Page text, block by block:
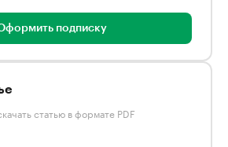
подписку
статью в формате PDF